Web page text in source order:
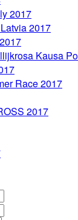
2017
2017
Kausa
Race 2017
2017